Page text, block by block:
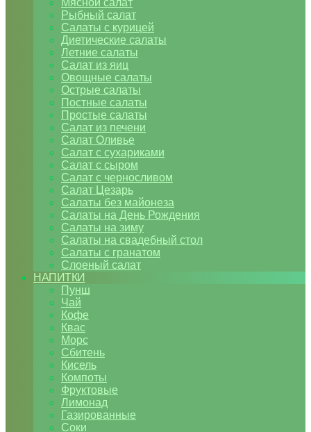
Мясной салат
Рыбный салат
Салаты с курицей
Диетические салаты
Летние салаты
Салат из яиц
Овощные салаты
Острые салаты
Постные салаты
Простые салаты
Салат из печени
Салат Оливье
Салат с сухариками
Салат с сыром
Салат с черносливом
Салат Цезарь
Салаты без майонеза
Салаты на День Рождения
Салаты на зиму
Салаты на свадебный стол
Салаты с гранатом
Слоеный салат
НАПИТКИ
Пунш
Чай
Кофе
Квас
Морс
Сбитень
Кисель
Компоты
Фруктовые
Лимонад
Газированные
Соки